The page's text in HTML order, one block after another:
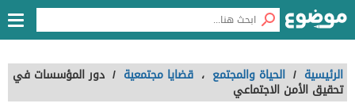
الرئيسية / الحياة والمجتمع ، قضايا مجتمعية / دور المؤسسات في
تحقيق الأمن الاجتماعي